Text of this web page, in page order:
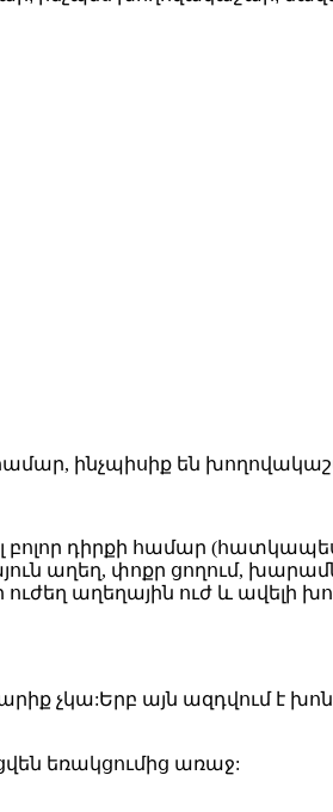
ինչպիսիք են
բոլոր դիրքի համար
աղեղ, փոքր ցողում,
ուժեղ աղեղային ուժ և
չկա:Երբ այն ազդվում է
եռակցումից առաջ: